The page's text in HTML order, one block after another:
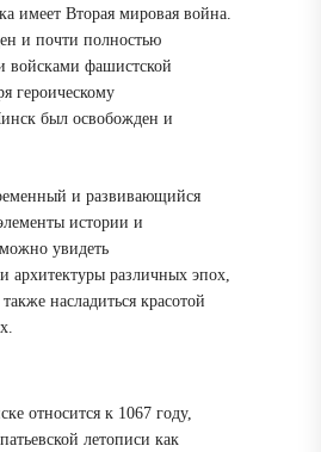
имеет Вторая мировая война.
и почти полностью
войсками фашистской
героическому
был освобожден и
и развивающийся
истории и
увидеть
архитектуры различных эпох,
насладиться красотой
относится к 1067 году,
летописи как